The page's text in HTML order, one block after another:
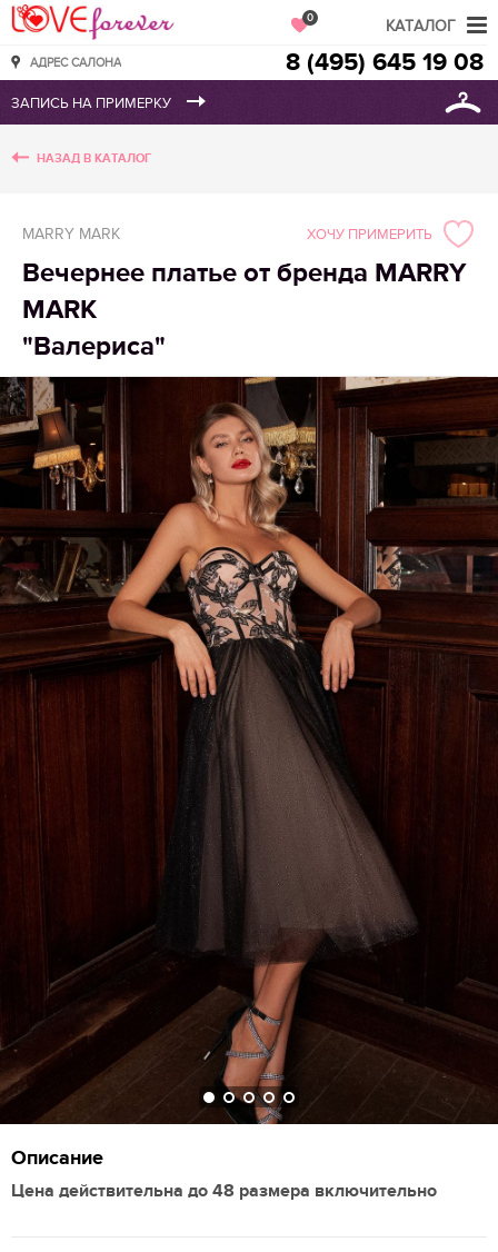
Love Forever
АДРЕС САЛОНА
0
8 (495) 645 19 08
НАЗАД В КАТАЛОГ
MARRY MARK
Вечернее платье от бренда MARRY
MARK
"Валериса"
ХОЧУ ПРИМЕРИТЬ
Описание
Цена действительна до 48 размера включительно
КАТАЛОГ